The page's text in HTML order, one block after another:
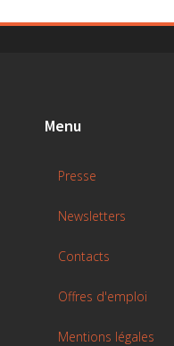
Menu
Presse
Newsletters
Contacts
Offres d'emploi
Mentions légales